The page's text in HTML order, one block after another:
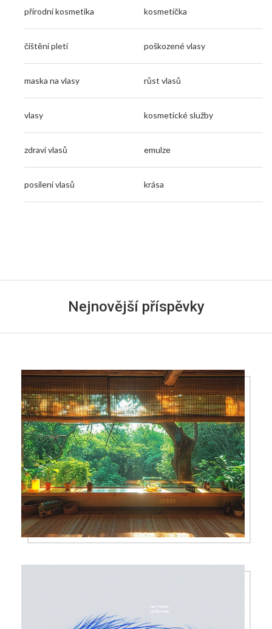
přírodní kosmetika kosmetička
čištění pleti poškozené vlasy
maska na vlasy růst vlasů
vlasy kosmetické služby
zdraví vlasů emulze
posílení vlasů krása
Nejnovější příspěvky